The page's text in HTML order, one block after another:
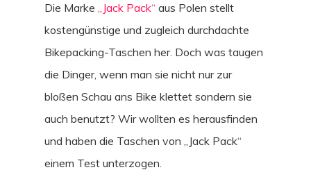
Die Marke „Jack Pack“ aus Polen stellt
kostengünstige und zugleich durchdachte
Bikepacking-Taschen her. Doch was taugen
die Dinger, wenn man sie nicht nur zur
bloßen Schau ans Bike klettet sondern sie
auch benutzt? Wir wollten es herausfinden
und haben die Taschen von „Jack Pack“
einem Test unterzogen.